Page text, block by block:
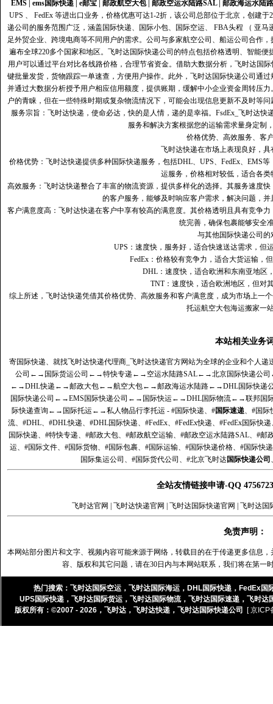
EMS| ems国际快递| e邮宝| 邮政航空大包| 邮政空运水陆路SAL| 邮政海运水陆路
UPS 、 FedEx 等进出口业务，价格优惠可达1-2折，该公司总部位于北京，创建
递公司的服务范围广泛，涵盖国际快递、国际小包、国际空运、 FBA头程 （ 亚
足外贸企业、跨境电商等不同用户的需求。公司与多家航空公司、船运公司合作
遍布全球220多个国家和地区。飞时达国际快递公司的特点包括价格透明、智能
用户可以通过平台对比各线路价格，合理节省资金。借助大数据分析，飞时达国
键批量发货，货物跟踪一单速查，方便用户操作。此外，飞时达国际快递公司通
并通过大数据分析授予用户相应信用额度，提供账期，缓解中小企业资金周转压
户的青睐，但在一些特殊时期或复杂物流情况下，可能会出现信息更新不及时等
服务宗旨：飞时达快递，使命必达，快的是人情，递的是幸福。FsdEx_飞时达
服务和解决方案根据您的运输需求量身定制
价格优势、高效服务、客
飞时达快递在市场上表现良好，
价格优势：飞时达快递提供多种国际快递服务，包括DHL、UPS、FedEx、EMS
运服务，价格相对较低，适合各
高效服务：飞时达快递整合了丰富的物流资源，提供多样化的选择。其服务速度
的客户服务，能够及时响应客户需求，解决问题，
客户满意度高‌：飞时达快递在客户中享有较高的满意度。其价格透明且具有竞争
统完善，确保包裹能够安全
与其他国际快递公司的
UPS：速度快，服务好，适合快速送达需求，但
FedEx：价格较有竞争力，适合大货运输，
DHL：速度快，适合欧洲和东南亚地区
TNT：速度快，适合欧洲地区，但对
综上所述，飞时达快递凭借其价格优势、高效服务和客户满意度，成为市场上一
托运航空大包海运搬家一
本站相关业务
寄国际快递、就找飞时达快递代理商_飞时达快递官方网站为全球的企业和个人递
公司 ←→ 国际货运公司 ←→特快专递 ←→ 空运水陆路SAL←→北京国际快递公司
←→DHL快递 ←→邮政大包←→航空大包←→邮政海运水陆路←→DHL国际快递
国际快递公司 ←→EMS国际快递公司 ←→ 国际快运←→DHL国际物流←→联邦国
际快递查询 ←→ 国际托运←→私人物品行李托运 - #国际快递、#国际速递、#国际
流、#DHL、#DHL快递、#DHL国际快递、#FedEx、#FedEx快递、#FedEx国际快
国际快递、#特快专递、#邮政大包、#邮政航空运输、#邮政空运水陆路SAL、#
运、#国际文件、#国际货物、#国际包裹、#国际运输、#国际快递价格、#国际快
国际集运公司、#国际货代公司、#北京飞时达国际快递公司
全站友情链接申请-QQ
飞时达官网 飞时达快递官网 飞时达国际快递官网 飞时达国
免责声明：
本网站部分图片和文字、视频内容可能来源于网络，转载目的在于传递更多信息
容、版权和其它问题，请在30日内与本网站联系，我们将在第一
热门搜索： 飞时达国际空运 ， 飞时达国际海运 ， DHL国际快递 ， FedEx国
UPS国际快递 ， 飞时达国际货运 ， 飞时达国际物流， 飞时达国际速递 ， 飞时达
版权所有：©2007 - 2026， 飞时达， 飞时达快递， 飞时达国际快递公司 [ 京ICP